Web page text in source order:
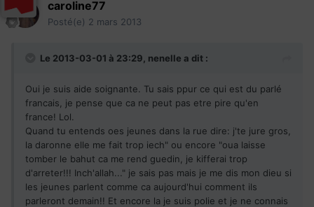
caroline77
Posté(e) 2 mars 2013
Le 2013-03-01 à 23:29, nenelle a dit :
Oui je suis aide soignante. Tu sais ppur ce qui est du parlé
francais, je pense que ca ne peut pas etre pire qu'en
france! Lol.
Quand tu entends oes jeunes dans la rue dire: j'te jure gros,
la daronne elle me fait trop iech" ou encore "oua laisse
tomber le bahut ca me rend guedin, je kifferai trop
d'arreter!!! Inch'allah..." je sais pas mais je me dis mon dieu si
les jeunes parlent comme ca aujourd'hui comment ils
parleront demain!! Et encore la je suis polie et je ne connais